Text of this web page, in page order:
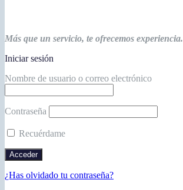
Más que un servicio, te ofrecemos experiencia.
Iniciar sesión
Nombre de usuario o correo electrónico
Contraseña
Recuérdame
¿Has olvidado tu contraseña?